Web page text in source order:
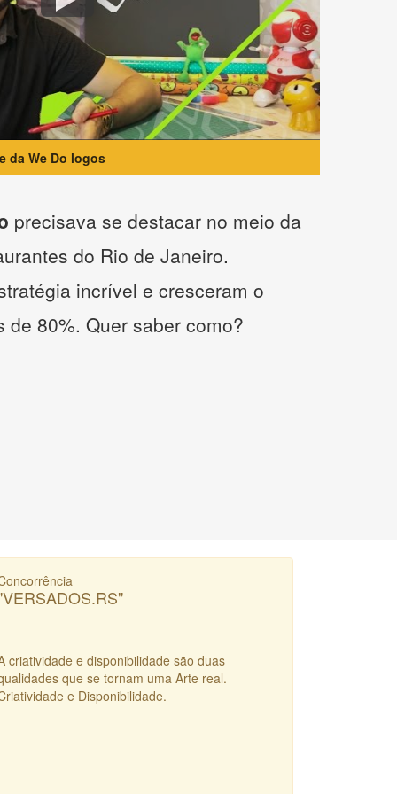
da We Do logos
precisava se destacar no meio da
do Rio de Janeiro.
incrível e cresceram o
de 80%. Quer saber como?
criatividade e disponibilidade são duas
que se tornam uma Arte real.
e Disponibilidade.